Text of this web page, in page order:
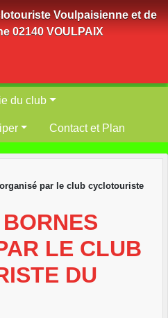
Voulpaisienne et de
02140 VOULPAIX
du club
Contact et Plan
organisé par le club cyclotouriste
LE CLUB
DU